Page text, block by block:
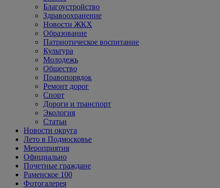
Благоустройство
Здравоохранение
Новости ЖКХ
Образование
Патриотическое воспитание
Культура
Молодежь
Общество
Правопорядок
Ремонт дорог
Спорт
Дороги и транспорт
Экология
Статьи
Новости округа
Лето в Подмосковье
Мероприятия
Официально
Почетные граждане
Раменское 100
Фотогалерея